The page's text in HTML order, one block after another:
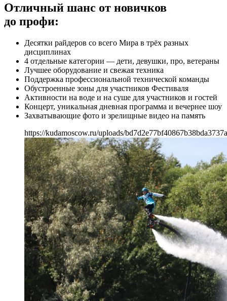
Отличный шанс от новичков
до профи:
Десятки райдеров со всего Мира в трёх разных
дисциплинах
4 отдельные категории — дети, девушки, про, ветераны
Лучшее оборудование и свежая техника
Поддержка профессиональной технической команды
Обустроенные зоны для участников Фестиваля
Активности на воде и на суше для участников и гостей
Концерт, уникальная дневная программа и вечернее шоу
Захватывающие фото и зрелищные видео на память
https://kudamoscow.ru/uploads/